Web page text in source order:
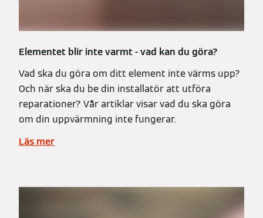
Elementet blir inte varmt - vad kan du göra?
Vad ska du göra om ditt element inte värms upp?
Och när ska du be din installatör att utföra
reparationer? Vår artiklar visar vad du ska göra
om din uppvärmning inte fungerar.
Läs mer